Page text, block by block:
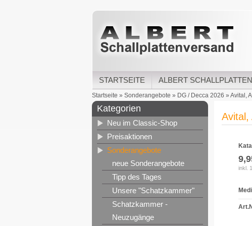
STARTSEITE ALBERT SCHALLPLATTEN
Startseite » Sonderangebote » DG / Decca 2026 » Avital,
Kategorien
Neu im Classic-Shop
Preisaktionen
Sonderangebote
neue Sonderangebote
Tipp des Tages
Unsere "Schatzkammer"
Schatzkammer -
Neuzugänge
Avital,
inkl.